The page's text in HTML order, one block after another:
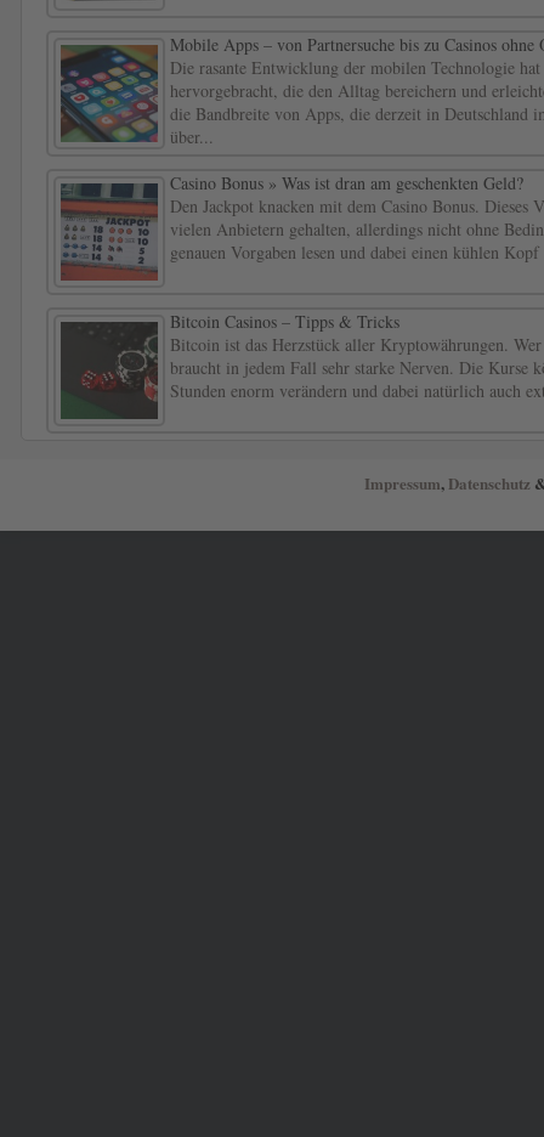
Mobile Apps – von Partnersuche bis zu Casinos ohne
Die rasante Entwicklung der mobilen Technologie
hervorgebracht, die den Alltag bereichern und
die Bandbreite von Apps, die derzeit in Deutschland
über...
Casino Bonus » Was ist dran am geschenkten Geld?
Den Jackpot knacken mit dem Casino Bonus. Dieses
vielen Anbietern gehalten, allerdings nicht ohne
genauen Vorgaben lesen und dabei einen kühlen
Bitcoin Casinos – Tipps & Tricks
Bitcoin ist das Herzstück aller Kryptowährungen.
braucht in jedem Fall sehr starke Nerven. Die Kurse
Stunden enorm verändern und dabei natürlich auch
Impressum, Datenschutz